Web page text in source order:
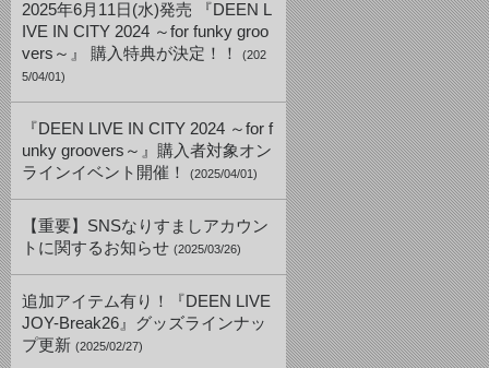
2025年6月11日(水)発売 『DEEN L
IVE IN CITY 2024 ～for funky groo
vers～』 購入特典が決定！！
(202
5/04/01)
『DEEN LIVE IN CITY 2024 ～for f
unky groovers～』購入者対象オン
ラインイベント開催！
(2025/04/01)
【重要】SNSなりすましアカウン
トに関するお知らせ (2025/03/26)
追加アイテム有り！『DEEN LIVE
JOY-Break26』グッズラインナッ
プ更新 (2025/02/27)